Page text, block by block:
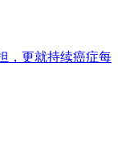
，更就持续癌症每